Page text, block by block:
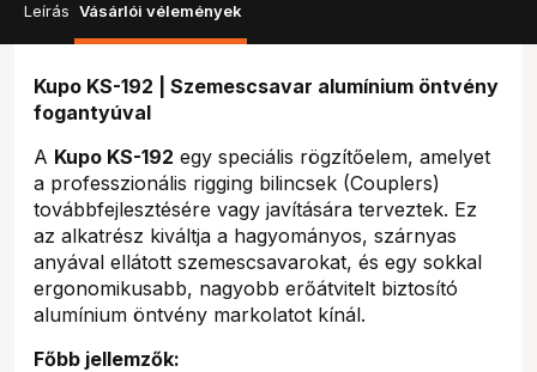
Leírás Vásárlói vélemények
Kupo KS-192 | Szemescsavar alumínium öntvény
fogantyúval
A Kupo KS-192 egy speciális rögzítőelem, amelyet
a professzionális rigging bilincsek (Couplers)
továbbfejlesztésére vagy javítására terveztek. Ez
az alkatrész kiváltja a hagyományos, szárnyas
anyával ellátott szemescsavarokat, és egy sokkal
ergonomikusabb, nagyobb erőátvitelt biztosító
alumínium öntvény markolatot kínál.
Főbb jellemzők: